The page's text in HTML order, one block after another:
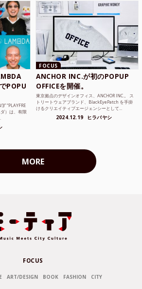
POPU
“PLAYFRE
）は、有限
FOCUS
ANCHOR INC.が初のPOPUP
OFFICEを開催。
東京拠点のデザインオフィス、ANCHOR INC.。 ス
トリートウェアブランド、BlackEyePatch を手掛
けるクリエイティブエージェンシーとして...
2024.12.19 ヒラバヤシ
MORE
FOCUS
ART/DESIGN BOOK FASHION CITY